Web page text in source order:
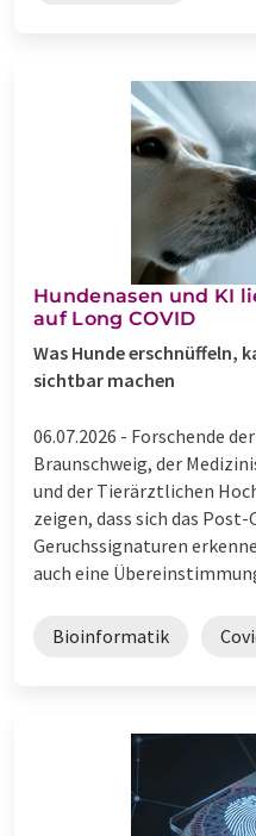
Hundenasen und KI
auf Long COVID
Was Hunde erschnüffeln,
sichtbar machen
06.07.2026 - Forschende
Braunschweig, der
und der Tierärztlichen
zeigen, dass sich das
Geruchssignaturen
auch eine
Bioinformatik